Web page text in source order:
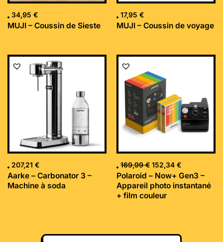
34,95 €
MUJI – Coussin de Sieste
17,95 €
MUJI – Coussin de voyage
207,21 €
Aarke – Carbonator 3 –
Machine à soda
169,99€
Le
initial
était :
169,99 €.
152,34 €
Le
Polaroid – Now+ Gen3 –
Appareil photo instantané
+ film couleur